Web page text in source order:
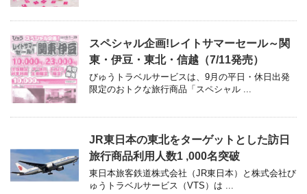
スペシャル企画!レイトサマーセール～関
東・伊豆・東北・信越（7/11発売）
びゅうトラベルサービスは、9月の平日・休日出発
限定のおトクな旅行商品「スペシャル ...
JR東日本の東北をターゲットとした訪日
旅行商品利用人数1 ,000名突破
東日本旅客鉄道株式会社（JR東日本）と株式会社び
ゅうトラベルサービス（VTS）は ...